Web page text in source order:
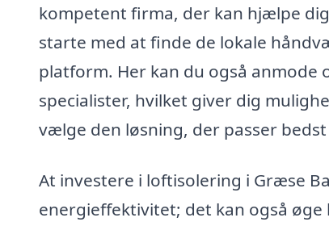
kompetent firma, der kan hjælpe
starte med at finde de lokale
platform. Her kan du også
specialister, hvilket giver dig
vælge den løsning, der passer
At investere i loftisolering i Græse
energieffektivitet; det kan også